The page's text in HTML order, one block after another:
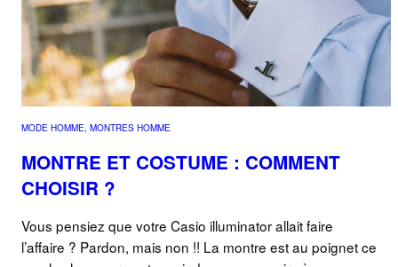
MODE HOMME MONTRES HOMME
MONTRE ET COSTUME : COMMENT
CHOISIR ?
Vous pensiez que votre Casio illuminator allait faire
l’affaire ? Pardon, mais non !! La montre est au poignet ce